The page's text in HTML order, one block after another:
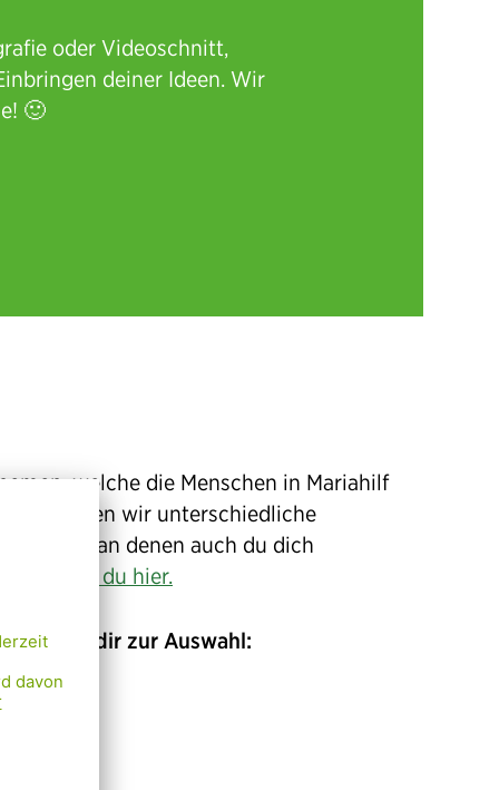
oder Videoschnitt,
deiner Ideen. Wir
🙂
welche die Menschen in Mariahilf
haben wir unterschiedliche
gerufen, an denen auch du dich
findest du hier.
stehen dir zur Auswahl: